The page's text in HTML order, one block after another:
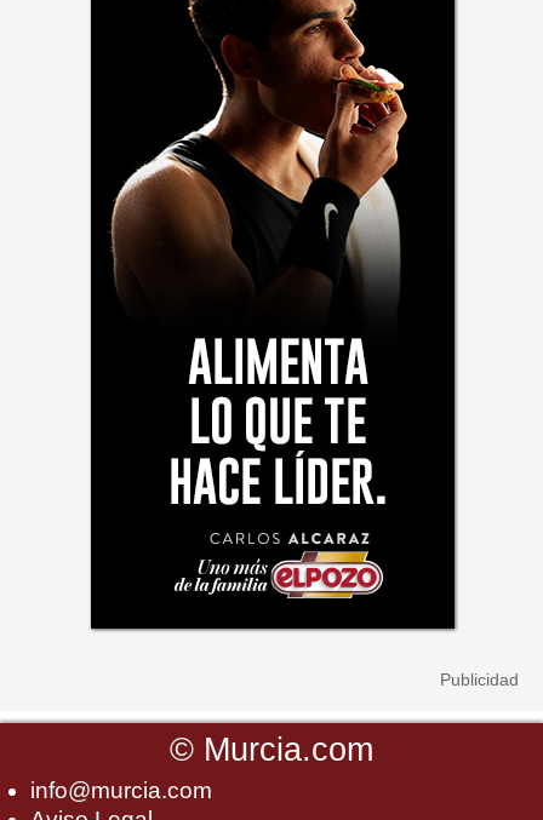
© Murcia.com
info@murcia.com